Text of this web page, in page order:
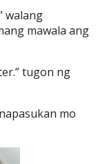
walang
mawala ang
tugon ng
mo